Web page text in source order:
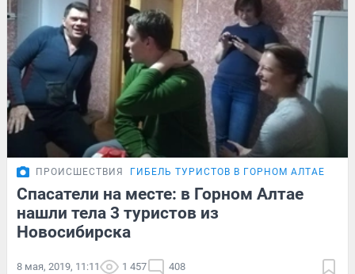
ПРОИСШЕСТВИЯ ГИБЕЛЬ ТУРИСТОВ В ГОРНОМ АЛТАЕ
Спасатели на месте: в Горном Алтае
нашли тела 3 туристов из
Новосибирска
8 мая, 2019, 11:11 1 457 408